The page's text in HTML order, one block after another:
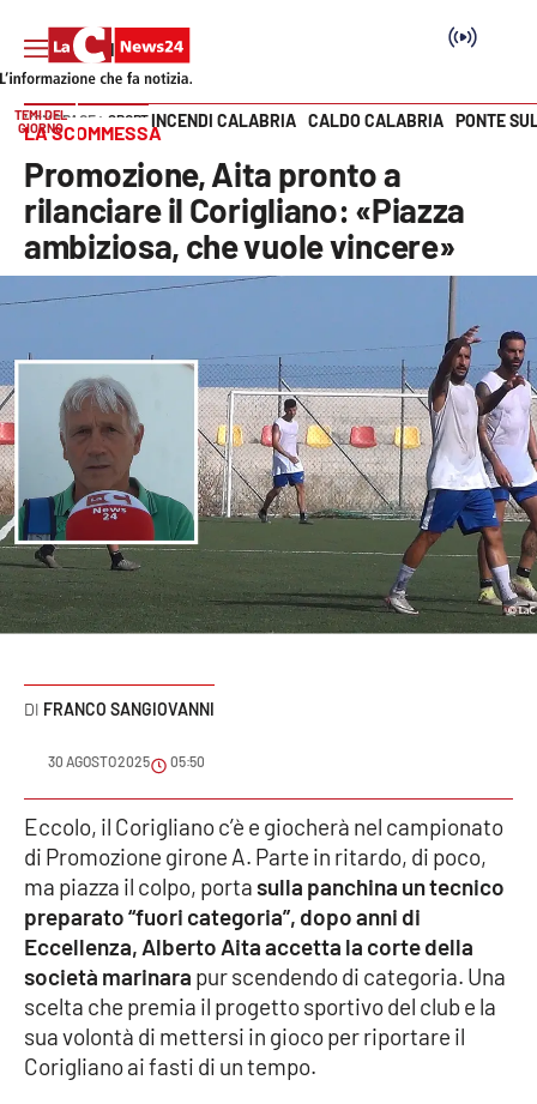
SEZIONI
Cronaca
Politica
Attualità
Economia e lavoro
Italia Mondo
Sanità
Sport
Meteo
Editoriali
VIDEO
Ambiente
Cronaca
Vai
TEMI DEL
GIORNO
INCENDI CALABRIA CALDO CALABRIA PONTE
HOME PAGE SPORT
LA SCOMMESSA
Promozione, Aita pronto a
rilanciare il Corigliano: «Piazza
ambiziosa, che vuole vincere»
FRANCO SANGIOVANNI
30 AGOSTO 2025 05:50
Eccolo, il Corigliano c’è e giocherà nel campionato
di Promozione girone A. Parte in ritardo, di poco,
ma piazza il colpo, portasulla panchina un tecnico
preparato “fuori categoria”, dopo anni di
Eccellenza, Alberto Aita accetta la corte della
società marinara pur scendendo di categoria. Una
scelta che premia il progetto sportivo del club e la
sua volontà di mettersi in gioco per riportare il
Corigliano ai fasti di un tempo.